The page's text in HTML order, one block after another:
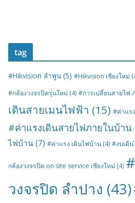
tag
#Hikvision ลำพูน (5) #Hikvision เชียงใหม่
#กล้องวงจรปิดรุ่นใหม่ (4) #การเปลี่ยนสายไฟ
เดินสายเมนไฟฟ้า (15) #ค่าแร
#ค่าแรงเดินสายไฟภายในบ้าน
ไฟบ้าน(7) #ค่าแรง เดินไฟบ้าน (4) #งบเดิ
กล้องวงจรปิด on site service เชียงใหม่ (4)
วงจรปิด ลำปาง (43)